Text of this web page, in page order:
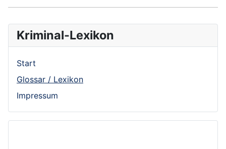
Kriminal-Lexikon
Start
Glossar / Lexikon
Impressum